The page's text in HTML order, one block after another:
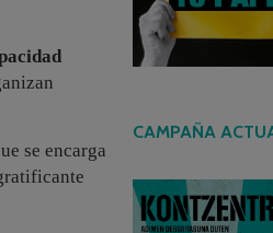
se encarga
CAMPAÑA